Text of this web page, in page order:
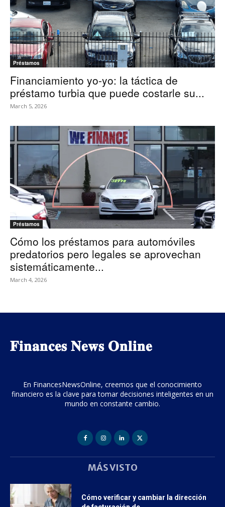
Préstamos
Financiamiento yo-yo: la táctica de
préstamo turbia que puede costarle su...
March 5, 2026
Préstamos
Cómo los préstamos para automóviles
predatorios pero legales se aprovechan
sistemáticamente...
March 4, 2026
𝐅𝐢𝐧𝐚𝐧𝐜𝐞𝐬 𝐍𝐞𝐰𝐬 𝐎𝐧𝐥𝐢𝐧𝐞
En FinancesNewsOnline, creemos que el conocimiento
financiero es la clave para tomar decisiones inteligentes en un
mundo en constante cambio.
MÁS VISTO
Cómo verificar y cambiar la dirección